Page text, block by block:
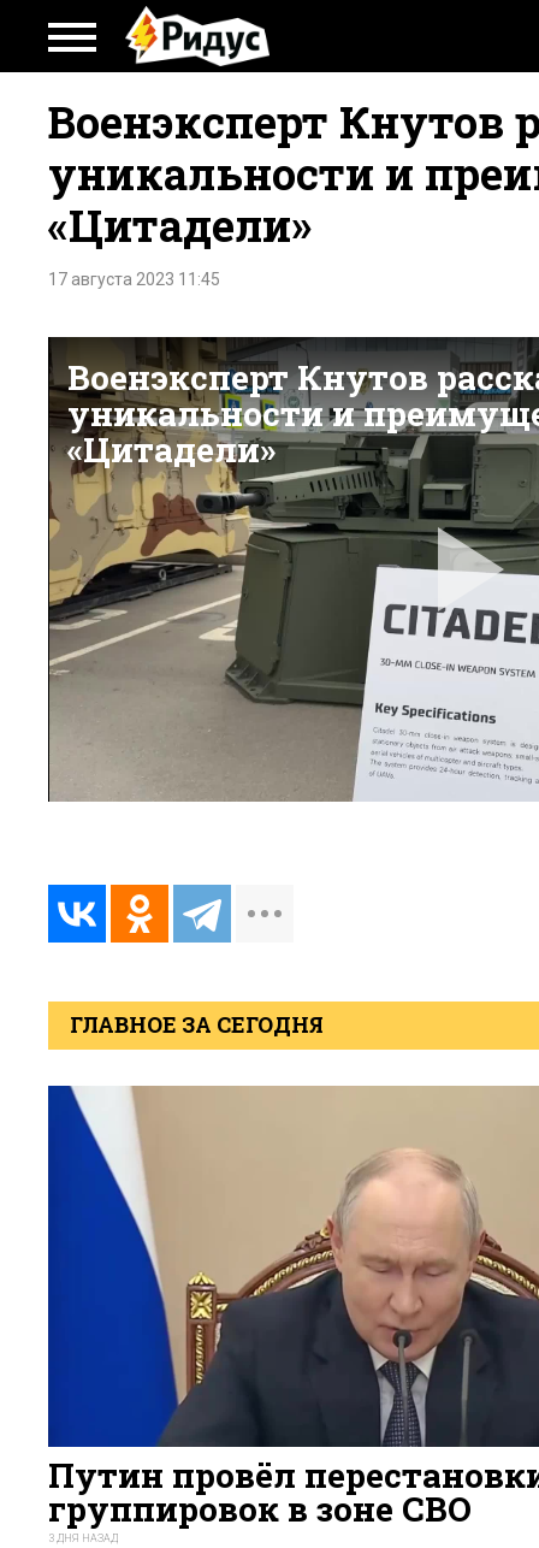
Военэксперт Кнутов
уникальности и
«Цитадели»
17 августа 2023 11:45
ГЛАВНОЕ ЗА СЕГОДНЯ
Путин провёл
группировок в зоне СВО
3 ДНЯ НАЗАД